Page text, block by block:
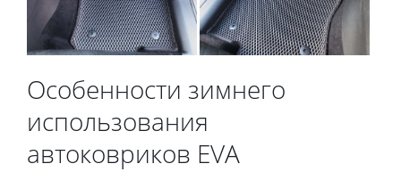
Особенности зимнего
использования
автоковриков EVA